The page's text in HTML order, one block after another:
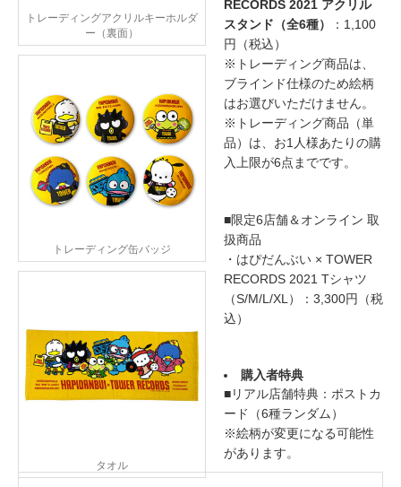
トレーディングアクリルキーホルダ
ー（裏面）
トレーディング缶バッジ
タオル
RECORDS 2021 アクリル
スタンド（全6種）
：1,100
円（税込）
※トレーディング商品は、
ブラインド仕様のため絵柄
はお選びいただけません。
※トレーディング商品（単
品）は、お1人様あたりの購
入上限が6点までです。
■限定6店舗＆オンライン 取
扱商品
・はぴだんぶい × TOWER
RECORDS 2021 Tシャツ
（S/M/L/XL）：3,300円（税
込）
購入者特典
■リアル店舗特典：ポストカ
ード（6種ランダム）
※絵柄が変更になる可能性
があります。